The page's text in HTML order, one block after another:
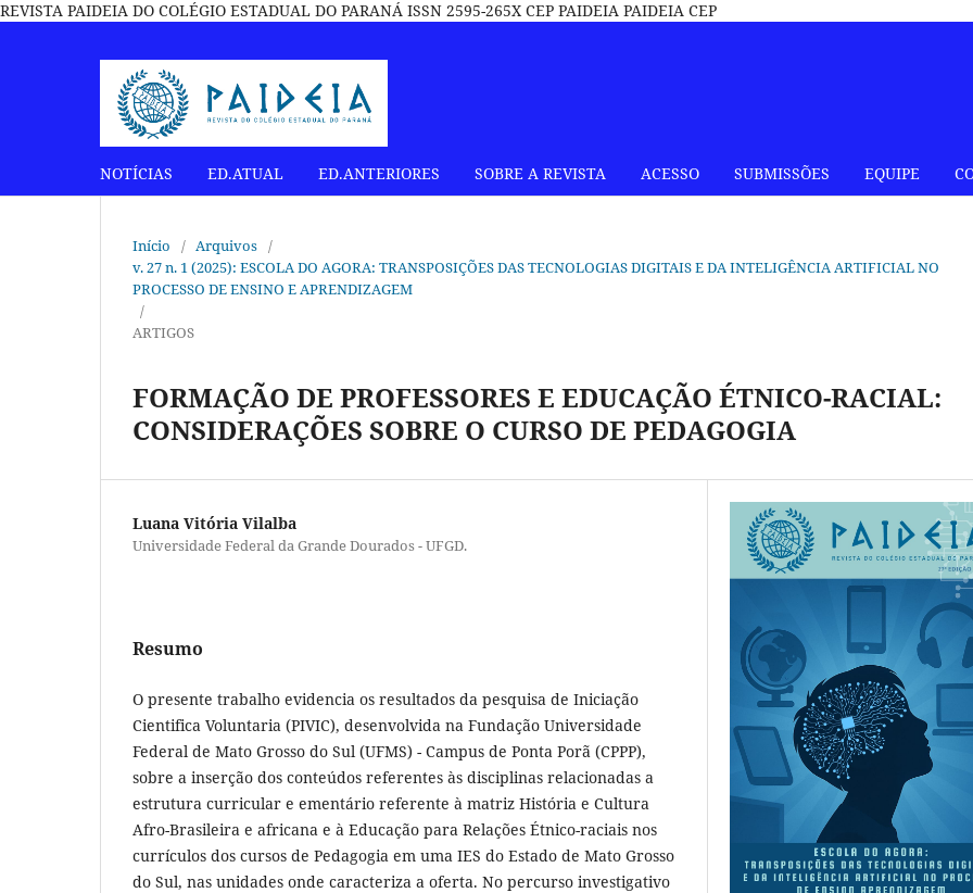
REVISTA PAIDEIA DO COLÉGIO ESTADUAL DO PARANÁ ISSN 2595-265X CEP PAIDEIA PAIDEIA CEP
NOTÍCIAS ED.ATUAL ED.ANTERIORES SOBRE A REVISTA ACESSO SUBMISSÕES EQUIPE
Início / Arquivos /
v. 27 n. 1 (2025): ESCOLA DO AGORA: TRANSPOSIÇÕES DAS TECNOLOGIAS DIGITAIS E DA INTELIGÊNCIA ARTIFICIAL NO
PROCESSO DE ENSINO E APRENDIZAGEM
/
ARTIGOS
FORMAÇÃO DE PROFESSORES E EDUCAÇÃO ÉTNICO-RACIAL:
CONSIDERAÇÕES SOBRE O CURSO DE PEDAGOGIA
Luana Vitória Vilalba
Universidade Federal da Grande Dourados - UFGD.
Resumo
O presente trabalho evidencia os resultados da pesquisa de Iniciação
Cientifica Voluntaria (PIVIC), desenvolvida na Fundação Universidade
Federal de Mato Grosso do Sul (UFMS) - Campus de Ponta Porã (CPPP),
sobre a inserção dos conteúdos referentes às disciplinas relacionadas a
estrutura curricular e ementário referente à matriz História e Cultura
Afro-Brasileira e africana e à Educação para Relações Étnico-raciais nos
currículos dos cursos de Pedagogia em uma IES do Estado de Mato Grosso
do Sul, nas unidades onde caracteriza a oferta. No percurso investigativo